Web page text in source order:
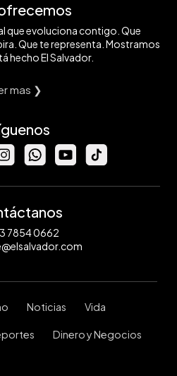
que evoluciona contigo. Que
Que te representa. Mostramos
hecho El Salvador.
mas ❯
7854 0662
Noticias Vida
Dinero y Negocios